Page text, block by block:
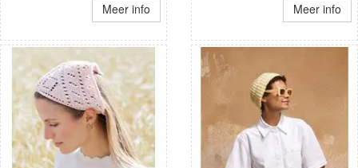
Meer info Meer info